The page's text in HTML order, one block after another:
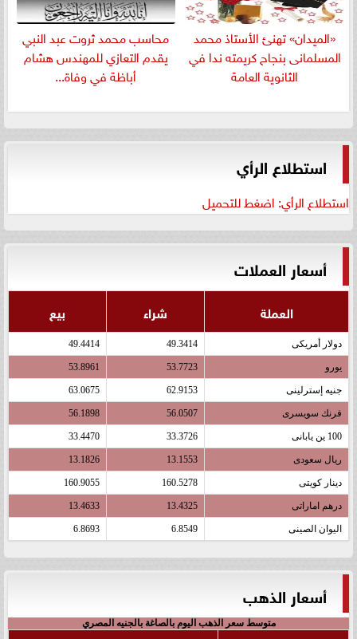
«الميدان» تهنئ الأستاذ محمد
المسلمانى بنجاح كريمته ندا في
الثانوية العامة
​محاسب محمد ثروت عبد النبي
يقدم التعازي للمهندس هشام
أباظة في وفاة...
استطلاع الرأي
استطلاع الرأي: اضغط للتحميل
أسعار العملات
العملة شراء بيع
دولار أمريكى 49.3414
49.4414
يورو 53.7723
53.8961
جنيه إسترلينى 62.9153
63.0675
فرنك سويسرى 56.0507
56.1898
100 ين يابانى 33.3726
33.4470
ريال سعودى 13.1553
13.1826
دينار كويتى 160.5278
160.9055
درهم اماراتى 13.4325
13.4633
اليوان الصينى 6.8549
6.8693
أسعار الذهب
متوسط سعر الذهب اليوم بالصاغة بالجنيه المصري